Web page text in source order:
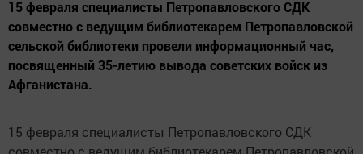
15 февраля специалисты Петропавловского СДК
совместно с ведущим библиотекарем Петропавловской
сельской библиотеки провели информационный час,
посвященный 35-летию вывода советских войск из
Афганистана.
15 февраля специалисты Петропавловского СДК